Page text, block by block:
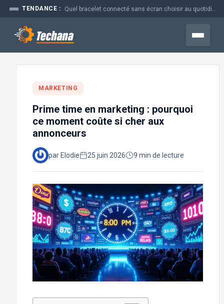
Aller
contenu
TENDANCE :
Menu
MARKETING
Prime time en marketing : pourquoi
ce moment coûte si cher aux
annonceurs
par Elodie 25 juin 2026 9 min de lecture